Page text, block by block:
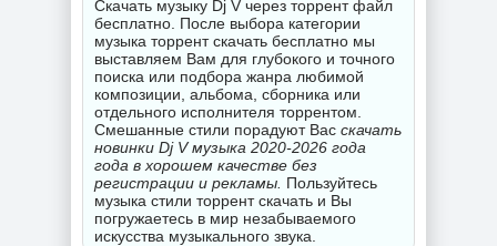
Скачать музыку Dj V через торрент файл
бесплатно. После выбора категории
музыка торрент скачать бесплатно мы
выставляем Вам для глубокого и точного
поиска или подбора жанра любимой
композиции, альбома, сборника или
отдельного исполнителя торрентом.
Смешанные стили порадуют Вас скачать
новинки Dj V музыка 2020-2026 года
года в хорошем качестве без
регистрации и рекламы. Пользуйтесь
музыка стили торрент скачать и Вы
погружаетесь в мир незабываемого
искусства музыкального звука.